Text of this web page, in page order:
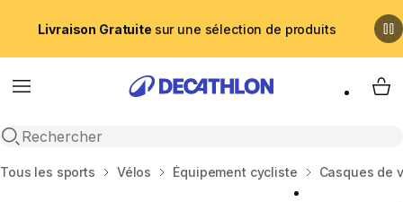
Livraison Gratuite sur une sélection de produits
Menu
Recherche ouverte
My
Accueil
Tous les sports Vélos Équipement cycliste Casques de